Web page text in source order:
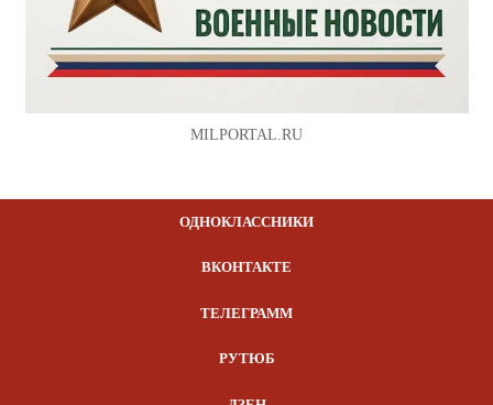
MILPORTAL.RU
ОДНОКЛАССНИКИ
ВКОНТАКТЕ
ТЕЛЕГРАММ
РУТЮБ